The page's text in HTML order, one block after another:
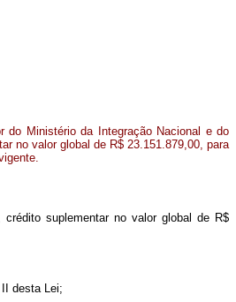
Ministério da Integração Nacional e do
no valor global de R$ 23.151.879,00, para
suplementar no valor global de R$
desta Lei;